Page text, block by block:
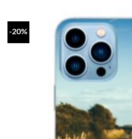
-20%